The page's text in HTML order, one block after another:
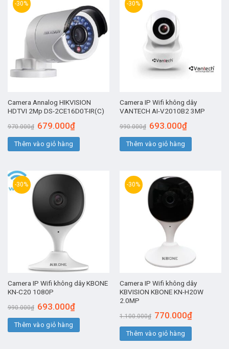
-30%
Camera Annalog HIKVISION
HDTVI 2Mp DS-2CE16D0T-IR(C)
970.000₫ Giá
gốc
là:
970.000₫.
679.000₫Giá
tại
679.000₫.
Thêm vào giỏ hàng
-30%
Camera IP Wifi không dây
VANTECH AI-V2010B2 3MP
990.000₫ Giá
gốc
là:
990.000₫.
693.000₫Giá
tại
693.000₫.
Thêm vào giỏ hàng
-30%
Camera IP Wifi không dây KBONE
KN-C20 1080P
990.000₫ Giá
gốc
là:
990.000₫.
693.000₫Giá
tại
693.000₫.
Thêm vào giỏ hàng
-30%
Camera IP Wifi không dây
KBVISION KBONE KN-H20W
2.0MP
1.100.000₫ Giá
gốc
là:
1.100.000₫.
770.000₫Giá
Thêm vào giỏ hàng